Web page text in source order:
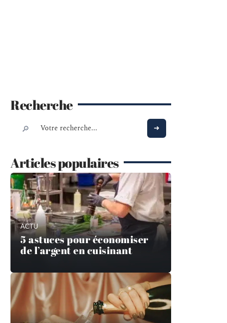
Recherche
Articles populaires
ACTU
5 astuces pour économiser
de l’argent en cuisinant